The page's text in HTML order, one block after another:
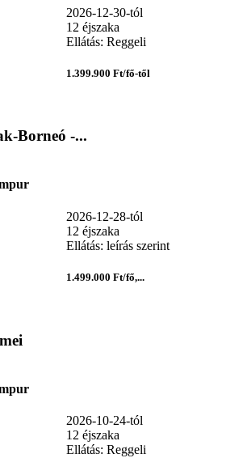
2026-12-30-tól
12 éjszaka
Ellátás: Reggeli
1.399.900 Ft/fő-től
Borneó -...
2026-12-28-tól
12 éjszaka
Ellátás: leírás szerint
1.499.000 Ft/fő,...
2026-10-24-tól
12 éjszaka
Ellátás: Reggeli